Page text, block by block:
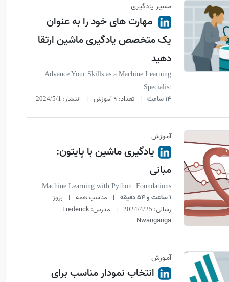
مسیـر یادگیـری
مهارت های خود را به عنوان
یک متخصص یادگیری ماشین ارتقا
دهید
Advance Your Skills as a Machine Learning
Specialist
14 ساعت | تعداد: 9 آموزش | انتشار: 2024/5/1
آمـوزش
یادگیری ماشین با پایتون:
مبانی
Machine Learning with Python: Foundations
1 ساعت و 54 دقیقه | مناسب همه |
بروز
رسانی: 2024/4/25
| مدرس:Frederick
Nwanganga
آمـوزش
انتخاب نمودار مناسب برای